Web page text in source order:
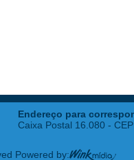
Endereço para
Caixa Postal 16.080 -
Powered by: